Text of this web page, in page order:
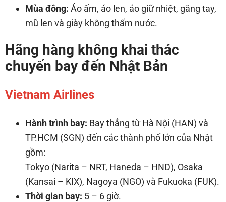
Mùa đông: Áo ấm, áo len, áo giữ nhiệt, găng tay,
mũ len và giày không thấm nước.
Hãng hàng không khai thác
chuyến bay đến Nhật Bản
Vietnam Airlines
Hành trình bay: Bay thẳng từ Hà Nội (HAN) và
TP.HCM (SGN) đến các thành phố lớn của Nhật
gồm:
Tokyo (Narita – NRT, Haneda – HND), Osaka
(Kansai – KIX), Nagoya (NGO) và Fukuoka (FUK).
Thời gian bay: 5 – 6 giờ.